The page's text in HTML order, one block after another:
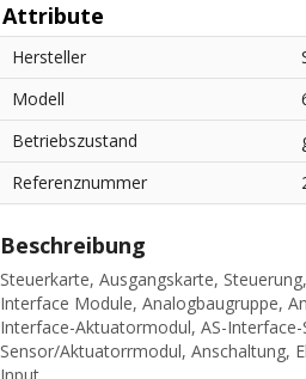
Attribute
Hersteller
Modell
Betriebszustand
Referenznummer
Beschreibung
Steuerkarte, Ausgangskarte,
Interface Module, Analogbaugruppe,
Interface-Aktuatormodul, AS-
Sensor/Aktuatorrmodul, Anschaltung,